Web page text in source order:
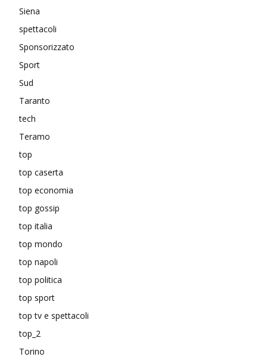
Siena
spettacoli
Sponsorizzato
Sport
Sud
Taranto
tech
Teramo
top
top caserta
top economia
top gossip
top italia
top mondo
top napoli
top politica
top sport
top tv e spettacoli
top_2
Torino